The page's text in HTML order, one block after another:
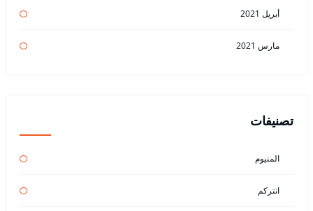
أبريل 2021
مارس 2021
تصنيفات
المنيوم
انتركم